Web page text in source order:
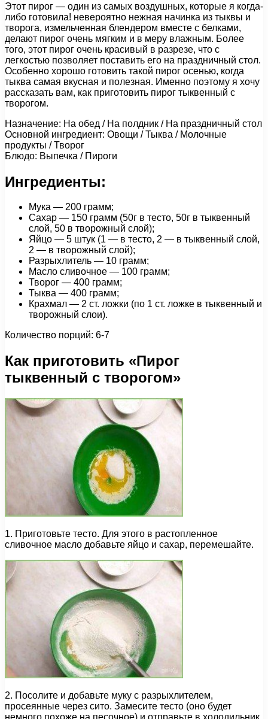
Этот пирог — один из самых воздушных, которые я когда-
либо готовила! невероятно нежная начинка из тыквы и
творога, измельченная блендером вместе с белками,
делают пирог очень мягким и в меру влажным. Более
того, этот пирог очень красивый в разрезе, что с
легкостью позволяет поставить его на праздничный стол.
Особенно хорошо готовить такой пирог осенью, когда
тыква самая вкусная и полезная. Именно поэтому я хочу
рассказать вам, как приготовить пирог тыквенный с
творогом.
Назначение: На обед / На полдник / На праздничный стол
Основной ингредиент: Овощи / Тыква / Молочные
продукты / Творог
Блюдо: Выпечка / Пироги
Ингредиенты:
Мука — 200 грамм;
Сахар — 150 грамм (50г в тесто, 50г в тыквенный
слой, 50 в творожный слой);
Яйцо — 5 штук (1 — в тесто, 2 — в тыквенный слой,
2 — в творожный слой);
Разрыхлитель — 10 грамм;
Масло сливочное — 100 грамм;
Творог — 400 грамм;
Тыква — 400 грамм;
Крахмал — 2 ст. ложки (по 1 ст. ложке в тыквенный и
творожный слои).
Количество порций: 6-7
Как приготовить «Пирог
тыквенный с творогом»
1. Приготовьте тесто. Для этого в растопленное
сливочное масло добавьте яйцо и сахар, перемешайте.
2. Посолите и добавьте муку с разрыхлителем,
просеянные через сито. Замесите тесто (оно будет